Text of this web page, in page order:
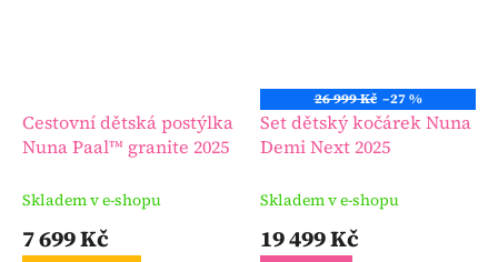
Cestovní dětská postýlka
Nuna Paal™ granite 2025
Skladem v e-shopu
7 699 Kč
26 999 Kč –27 %
Set dětský kočárek Nuna
Demi Next 2025
Skladem v e-shopu
19 499 Kč